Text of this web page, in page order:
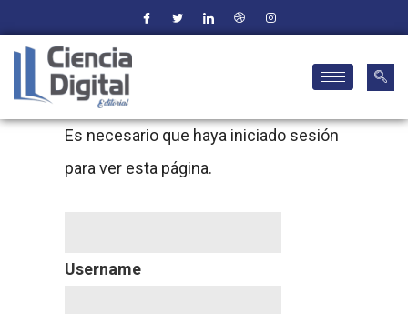
Es necesario que haya iniciado sesión
para ver esta página.
Username